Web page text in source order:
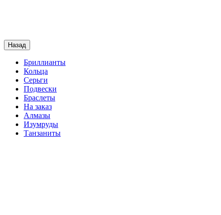
Назад
Бриллианты
Кольца
Серьги
Подвески
Браслеты
На заказ
Алмазы
Изумруды
Танзаниты